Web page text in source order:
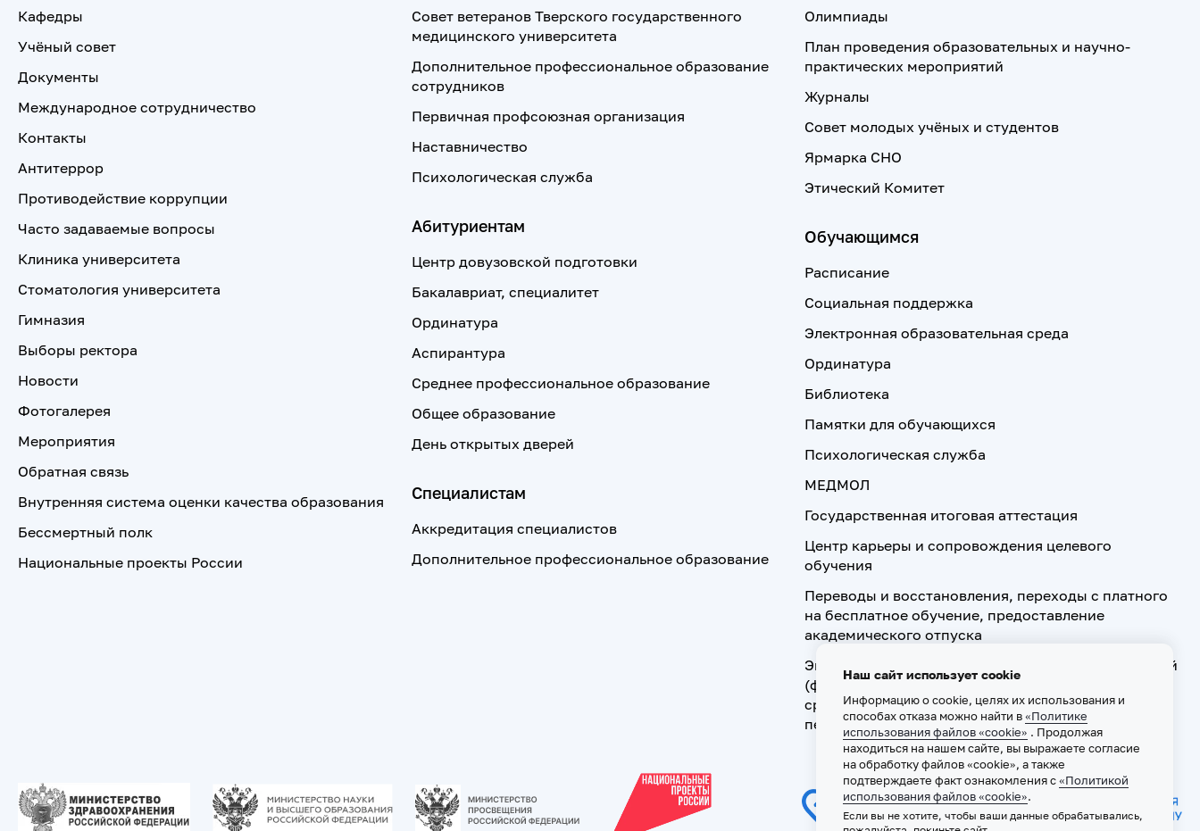
Кафедры
Учёный совет
Документы
Международное сотрудничество
Контакты
Антитеррор
Противодействие коррупции
Часто задаваемые вопросы
Клиника университета
Стоматология университета
Гимназия
Выборы ректора
Новости
Фотогалерея
Мероприятия
Обратная связь
Внутренняя система оценки качества образования
Бессмертный полк
Национальные проекты России
Совет ветеранов Тверского государственного
медицинского университета
Дополнительное профессиональное образование
сотрудников
Первичная профсоюзная организация
Наставничество
Психологическая служба
Абитуриентам
Центр довузовской подготовки
Бакалавриат, специалитет
Ординатура
Аспирантура
Среднее профессиональное образование
Общее образование
День открытых дверей
Специалистам
Аккредитация специалистов
Дополнительное профессиональное образование
Олимпиады
План проведения образовательных и научно-
практических мероприятий
Журналы
Совет молодых учёных и студентов
Ярмарка СНО
Этический Комитет
Обучающимся
Расписание
Социальная поддержка
Электронная образовательная среда
Ординатура
Библиотека
Памятки для обучающихся
Психологическая служба
МЕДМОЛ
Государственная итоговая аттестация
Центр карьеры и сопровождения целевого
обучения
Переводы и восстановления, переходы с платного
на бесплатное обучение, предоставление
академического отпуска
Экзамен по допуску к осуществлению медицинской
(фармацевтической) деятельности на должностях
среднего медицинского (фармацевтического)
персонала
Наш сайт использует cookie
Информацию о cookie, целях их использования и
способах отказа можно найти в«Политике
использования файлов «cookie» . Продолжая
находиться на нашем сайте, вы выражаете согласие
на обработку файлов «cookie», а также
подтверждаете факт ознакомления с«Политикой
использования файлов «cookie».
Если вы не хотите, чтобы ваши данные обрабатывались,